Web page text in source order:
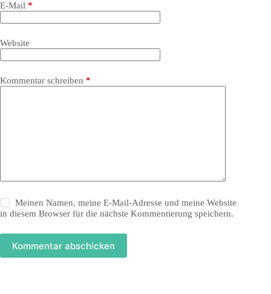
E-Mail *
Website
Kommentar schreiben *
Meinen Namen, meine E-Mail-Adresse und meine Website
in diesem Browser für die nächste Kommentierung speichern.
Kommentar abschicken